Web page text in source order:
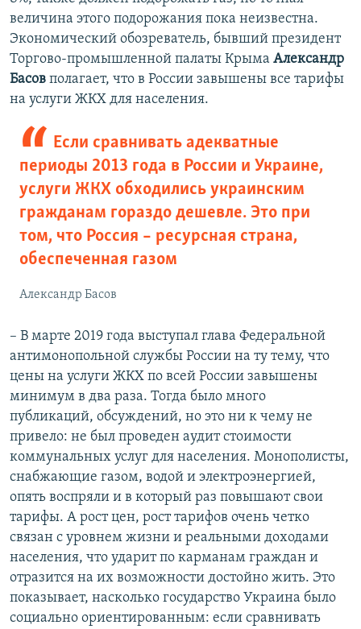
величина этого подорожания пока неизвестна.
Экономический обозреватель, бывший президент
Торгово-промышленной палаты Крыма Александр
Басов полагает, что в России завышены все тарифы
на услуги ЖКХ для населения.
Если сравнивать адекватные
периоды 2013 года в России и Украине,
услуги ЖКХ обходились украинским
гражданам гораздо дешевле. Это при
том, что Россия – ресурсная страна,
обеспеченная газом
Александр Басов
– В марте 2019 года выступал глава Федеральной
антимонопольной службы России на ту тему, что
цены на услуги ЖКХ по всей России завышены
минимум в два раза. Тогда было много
публикаций, обсуждений, но это ни к чему не
привело: не был проведен аудит стоимости
коммунальных услуг для населения. Монополисты,
снабжающие газом, водой и электроэнергией,
опять воспряли и в который раз повышают свои
тарифы. А рост цен, рост тарифов очень четко
связан с уровнем жизни и реальными доходами
населения, что ударит по карманам граждан и
отразится на их возможности достойно жить. Это
показывает, насколько государство Украина было
социально ориентированным: если сравнивать